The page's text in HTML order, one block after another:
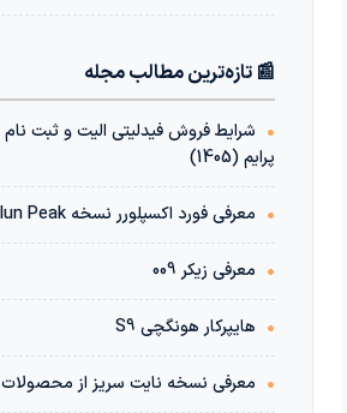
📰 تازه‌ترین مطالب مجله
• شرایط فروش فیدلیتی الیت و ثبت نام
پرایم (1405)
• معرفی فورد اکسپلورر نسخه Kunlun Peak
• معرفی زیکر 009
• هایپرکار هونگچی S9
• معرفی نسخه نایت سریز از